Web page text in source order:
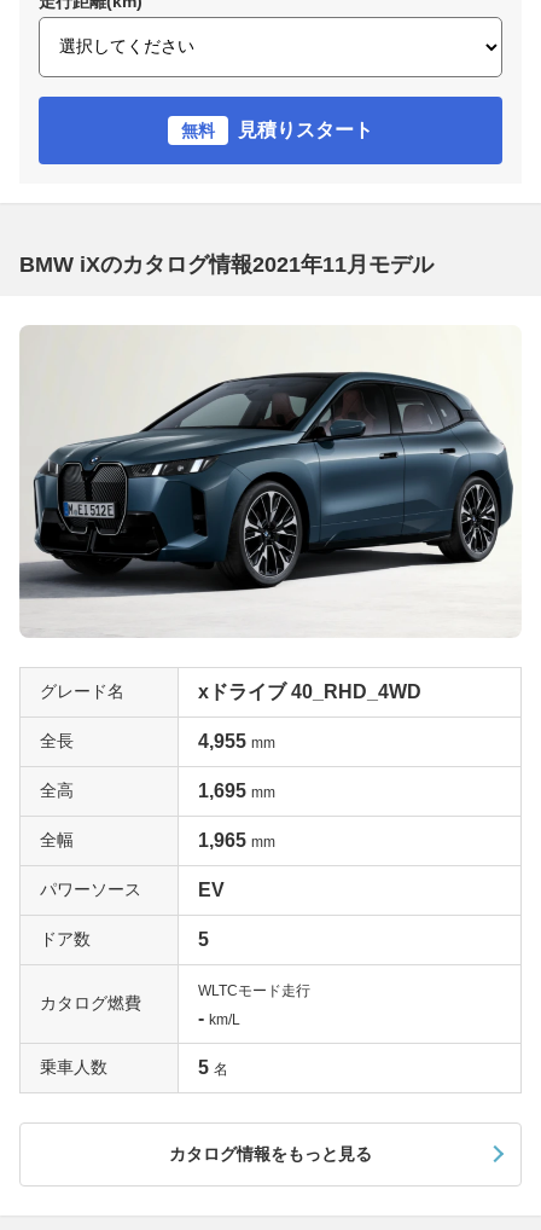
無料 見積りスタート
BMW iXのカタログ情報2021年11月モデル
グレード名 xドライブ 40_RHD_4WD
全長 4,955 mm
全高 1,695 mm
全幅 1,965 mm
パワーソース EV
ドア数 5
カタログ燃費
WLTCモード走行
- km/L
乗車人数 5 名
カタログ情報をもっと見る